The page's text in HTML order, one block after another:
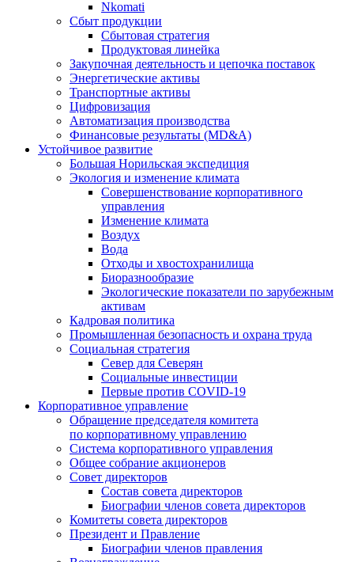
Nkomati
Сбыт продукции
Сбытовая стратегия
Продуктовая линейка
Закупочная деятельность и цепочка поставок
Энергетические активы
Транспортные активы
Цифровизация
Автоматизация производства
Финансовые результаты (MD&A)
Устойчивое развитие
Большая Норильская экспедиция
Экология и изменение климата
Совершенствование корпоративного
управления
Изменение климата
Воздух
Вода
Отходы и хвостохранилища
Биоразнообразие
Экологические показатели по зарубежным
активам
Кадровая политика
Промышленная безопасность и охрана труда
Социальная стратегия
Север для Северян
Социальные инвестиции
Первые против COVID‑19
Корпоративное управление
Обращение председателя комитета
по корпоративному управлению
Система корпоративного управления
Общее собрание акционеров
Совет директоров
Состав совета директоров
Биографии членов совета директоров
Комитеты совета директоров
Президент и Правление
Биографии членов правления